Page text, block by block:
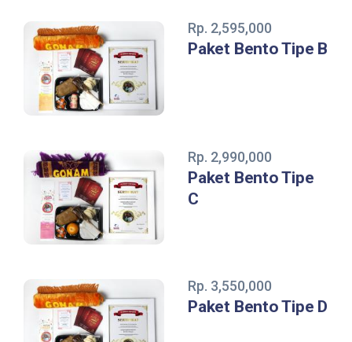
Rp. 2,595,000
Paket Bento Tipe B
Rp. 2,990,000
Paket Bento Tipe
C
Rp. 3,550,000
Paket Bento Tipe D